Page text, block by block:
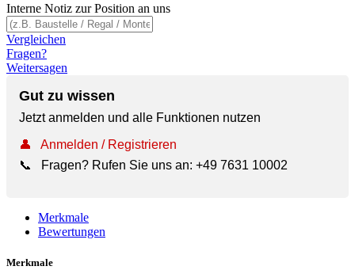
Interne Notiz zur Position an uns
Vergleichen
Fragen?
Weitersagen
Gut zu wissen
Jetzt anmelden und alle Funktionen nutzen
👤
Anmelden / Registrieren
📞
Fragen? Rufen Sie uns an: +49 7631 10002
Merkmale
Bewertungen
Merkmale